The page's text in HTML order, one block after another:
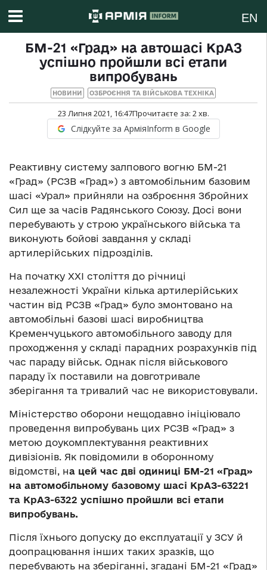
EN
БМ-21 «Град» на автошасі КрАЗ
успішно пройшли всі етапи
випробувань
НОВИНИ ОЗБРОЄННЯ ТА ВІЙСЬКОВА ТЕХНІКА
23 Липня 2021, 16:47Прочитаєте за: 2хв.
Слідкуйте за АрміяInform в Google
Реактивну систему залпового вогню БМ-21
«Град» (РСЗВ «Град») з автомобільним базовим
шасі «Урал» прийняли на озброєння Збройних
Сил ще за часів Радянського Союзу. Досі вони
перебувають у строю українського війська та
виконують бойові завдання у складі
артилерійських підрозділів.
На початку ХХІ століття до річниці
незалежності України кілька артилерійських
частин від РСЗВ «Град» було змонтовано на
автомобільні базові шасі виробництва
Кременчуцького автомобільного заводу для
проходження у складі парадних розрахунків під
час параду військ. Однак після військового
параду їх поставили на довготривале
зберігання та тривалий час не використовували.
Міністерство оборони нещодавно ініціювало
проведення випробувань цих РСЗВ «Град» з
метою доукомплектування реактивних
дивізіонів. Як повідомили в оборонному
відомстві, на цей час дві одиниці БМ-21 «Град»
на автомобільному базовому шасі КрАЗ-63221
та КрАЗ-6322 успішно пройшли всі етапи
випробувань.
Після їхнього допуску до експлуатації у ЗСУ й
доопрацювання інших таких зразків, що
перебувають на зберіганні, згадані БМ-21 «Град»